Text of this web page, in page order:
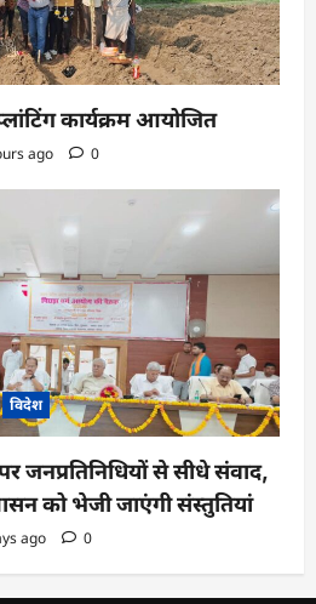
कार्यक्रम आयोजित
ago 0
विदेश
जनप्रतिनिधियों से सीधे संवाद,
को भेजी जाएंगी संस्तुतियां
ago 0